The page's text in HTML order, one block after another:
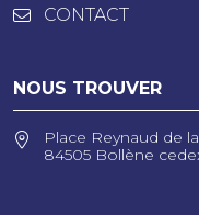
CONTACT
NOUS TROUVER
Place Reynaud de
84505 Bollène